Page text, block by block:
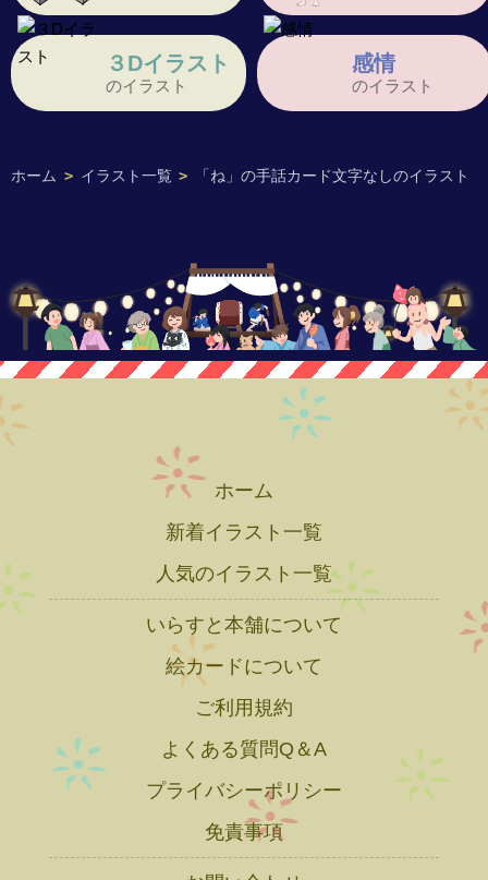
ホーム > イラスト一覧 > 「ね」の手話カード文字なしのイラスト
３Dイラスト
のイラスト
感情
のイラスト
ホーム
新着イラスト一覧
人気のイラスト一覧
いらすと本舗について
絵カードについて
ご利用規約
よくある質問Q＆A
プライバシーポリシー
免責事項